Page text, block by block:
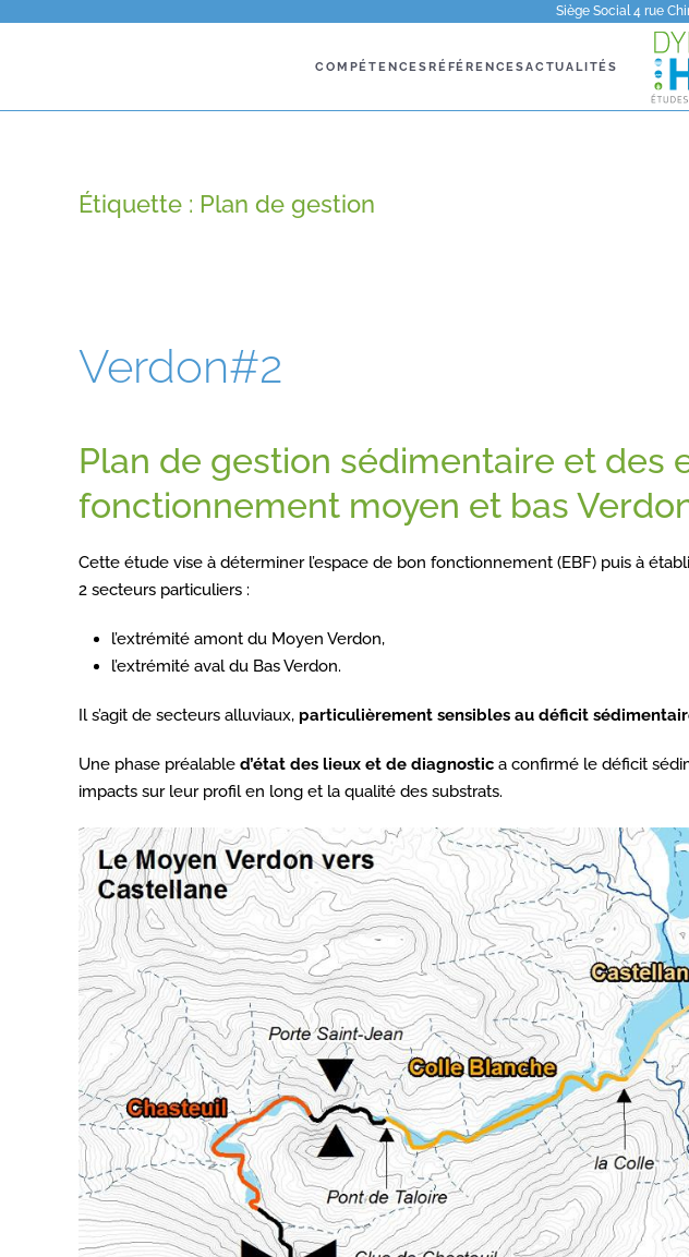
Siège Social 4 rue
COMPÉTENCESRÉFÉRENCESACTUALITÉS
Étiquette : Plan de gestion
Verdon#2
Plan de gestion sédimentaire et des
fonctionnement moyen et bas
Cette étude vise à déterminer l’espace de bon fonctionnement (EBF) puis à
2 secteurs particuliers :
l’extrémité amont du Moyen Verdon,
l’extrémité aval du Bas Verdon.
Il s’agit de secteurs alluviaux, particulièrement sensibles au déficit
Une phase préalable d’état des lieux et de diagnostic a confirmé le déficit
impacts sur leur profil en long et la qualité des substrats.